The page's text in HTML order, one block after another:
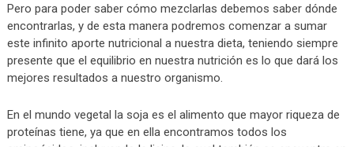
Pero para poder saber cómo mezclarlas debemos saber dónde
encontrarlas, y de esta manera podremos comenzar a sumar
este infinito aporte nutricional a nuestra dieta, teniendo siempre
presente que el equilibrio en nuestra nutrición es lo que dará los
mejores resultados a nuestro organismo.
En el mundo vegetal la soja es el alimento que mayor riqueza de
proteínas tiene, ya que en ella encontramos todos los